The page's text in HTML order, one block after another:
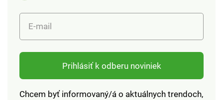
E-mail
Prihlásiť k odberu noviniek
Chcem byť informovaný/á o aktuálnych trendoch,